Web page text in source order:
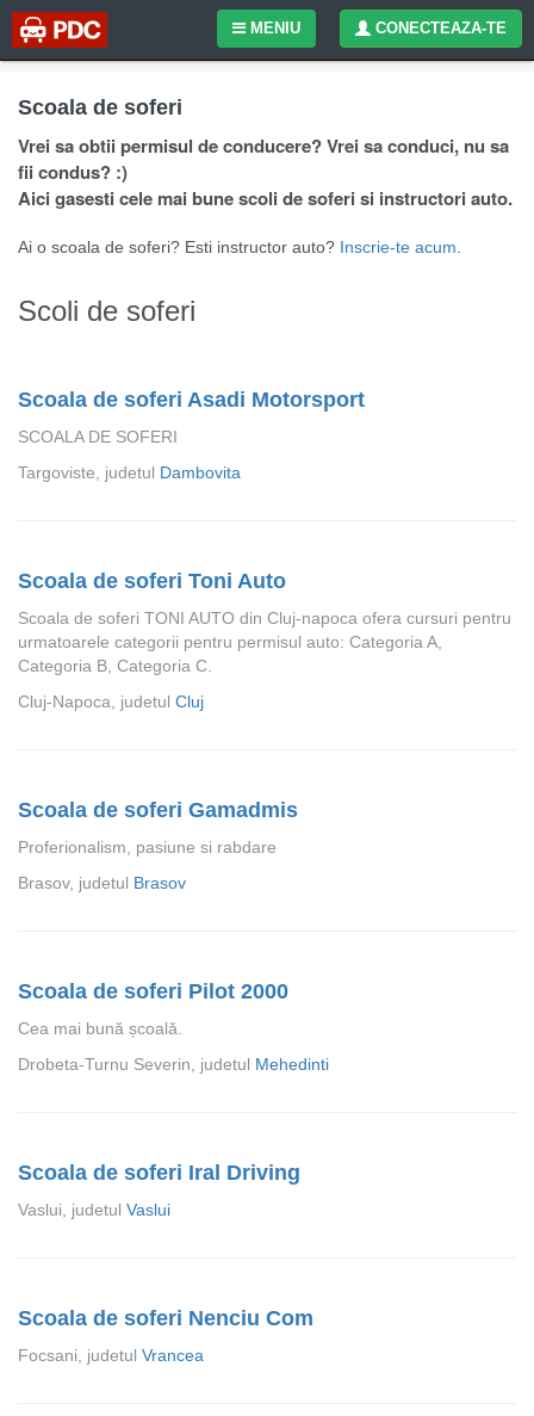
CONECTEAZA-TE
MENIU
Scoala de soferi
Vrei sa obtii permisul de conducere? Vrei sa conduci, nu sa
fii condus? :)
Aici gasesti cele mai bune scoli de soferi si instructori auto.
Ai o scoala de soferi? Esti instructor auto? Inscrie-te acum
Scoli de soferi
Scoala de soferi Asadi Motorsport
SCOALA DE SOFERI
Targoviste, judetul Dambovita
Scoala de soferi Toni Auto
Scoala de soferi TONI AUTO din Cluj-napoca ofera cursuri pentru
urmatoarele categorii pentru permisul auto: Categoria A,
Categoria B, Categoria C.
Cluj-Napoca, judetul Cluj
Scoala de soferi Gamadmis
Proferionalism, pasiune si rabdare
Brasov, judetul Brasov
Scoala de soferi Pilot 2000
Cea mai bună școală.
Drobeta-Turnu Severin, judetul Mehedinti
Scoala de soferi Iral Driving
Vaslui, judetul Vaslui
Scoala de soferi Nenciu Com
Focsani, judetul Vrancea